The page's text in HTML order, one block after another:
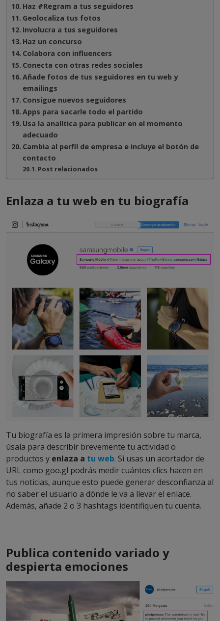
Haz #Regram a tus seguidores
Geolocaliza tus fotos
Involucra a tus seguidores
Haz un concurso
Colabora con influencers
Conecta con otras redes sociales
Añade fotos de tus seguidores en tu web y
emailings
Consigue nuevos seguidores
Apps para sacarle todo el partido
Usa la analítica para publicar en el momento
adecuado
Cambia al perfil de empresa e incluye el botón de
contacto
Post relacionados
Enlaza a tu web en tu biografía
Tu biografía es la primera impresión sobre tu marca,
úsala para describir brevemente tu actividad o
productos y enlaza a tu web. Si usas un acortador de
URL como goo.gl podrás medir cuántos clics hacen en
tus noticias, aunque esto puede generar desconfianza al
no saber el usuario a dónde le va a llevar el enlace.
Además, añade 2 o 3 hashtags identifiquen tu cuenta.
Publica contenido variado y
despierta emociones